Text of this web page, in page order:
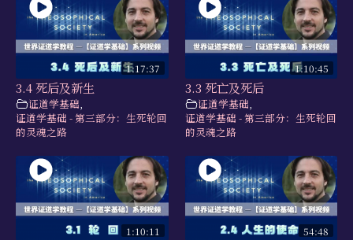
1:17:37
3.4 死后及新生
证道学基础
证道学基础 - 第三部分：生死轮回
的灵魂之路
1:10:45
3.3 死亡及死后
证道学基础
证道学基础 - 第三部分：生死轮回
的灵魂之路
1:10:11 54:48